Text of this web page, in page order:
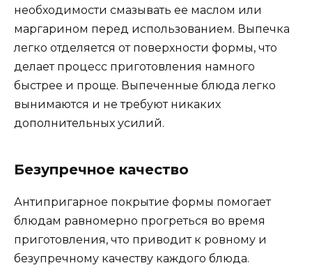
необходимости смазывать ее маслом или
маргарином перед использованием. Выпечка
легко отделяется от поверхности формы, что
делает процесс приготовления намного
быстрее и проще. Выпеченные блюда легко
вынимаются и не требуют никаких
дополнительных усилий.
Безупречное качество
Антипригарное покрытие формы помогает
блюдам равномерно прогреться во время
приготовления, что приводит к ровному и
безупречному качеству каждого блюда.